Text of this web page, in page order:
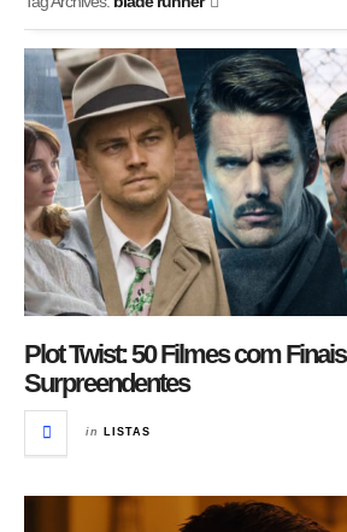
Plot Twist: 50 Filmes com Finais
Surpreendentes
in LISTAS